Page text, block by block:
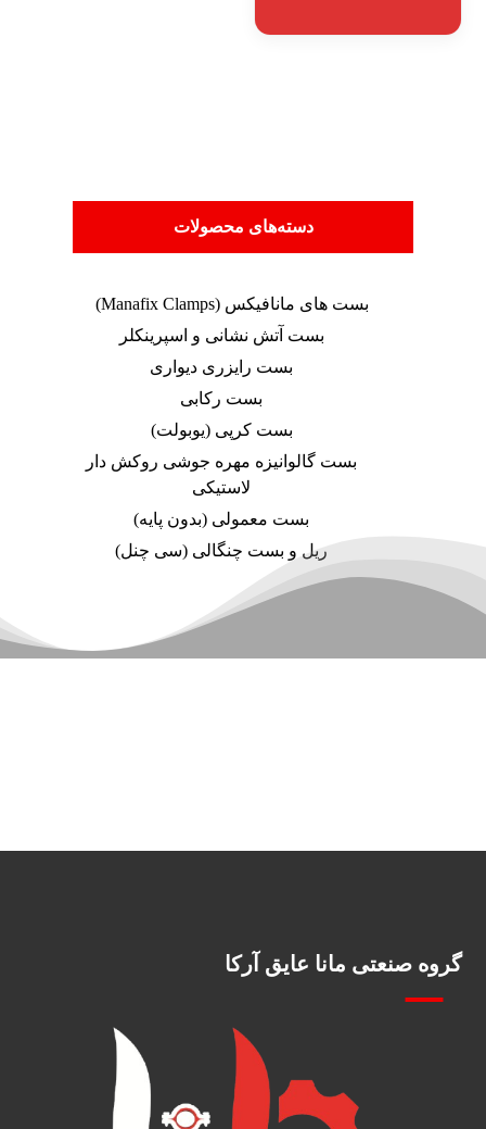
دسته‌های محصولات
بست های مانافیکس (Manafix Clamps)
بست آتش نشانی و اسپرینکلر
بست رایزری دیواری
بست رکابی
بست کرپی (یوبولت)
بست گالوانیزه مهره جوشی روکش دار
لاستیکی
بست معمولی (بدون پایه)
ریل و بست چنگالی (سی چنل)
گروه صنعتی مانا عایق آرکا